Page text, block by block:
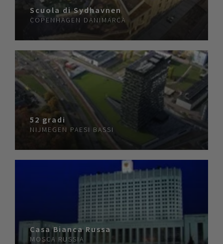
Scuola di Sydhavnen
COPENHAGEN DANIMARCA
52 gradi
NIJMEGEN PAESI BASSI
Casa Bianca Russa
MOSCA RUSSIA